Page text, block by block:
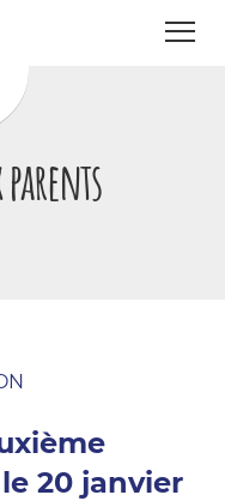
parents
20 janvier